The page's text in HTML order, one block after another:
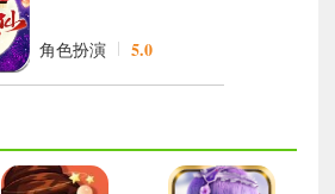
角色扮演 5.0